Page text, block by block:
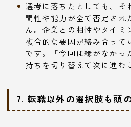
選考に落ちたとしても、そ
間性や能力が全て否定され
ん。企業との相性やタイミ
複合的な要因が絡み合って
です。「今回は縁がなかっ
持ちを切り替えて次に進む
7. 転職以外の選択肢も頭